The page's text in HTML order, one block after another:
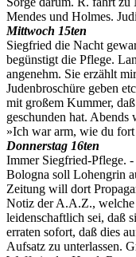
Mendes und Holmes.
Mittwoch 15ten
Siegfried die Nacht
begünstigt die Pflege.
angenehm. Sie erzählt
Judenbroschüre geben
mit großem Kummer,
geschunden hat.
»Ich war arm, wie du
Donnerstag 16ten
Immer Siegfried-Pflege.
Bologna soll Lohengrin
Zeitung will dort
Notiz der A.A.Z., welche
leidenschaftlich sei, daß
erraten sofort, daß dies
Aufsatz zu unterlassen.